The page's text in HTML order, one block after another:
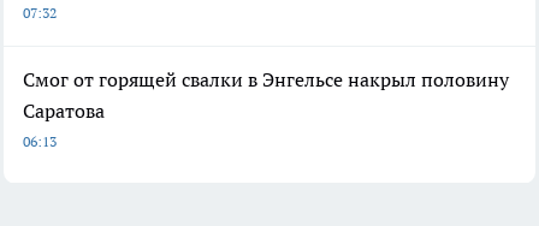
07:32
Смог от горящей свалки в Энгельсе накрыл половину
Саратова
06:13